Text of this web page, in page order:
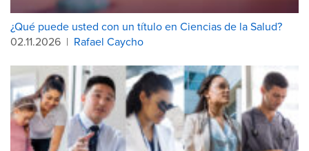
¿Qué puede usted con un título en Ciencias de la Salud?
02.11.2026 | Rafael Caycho